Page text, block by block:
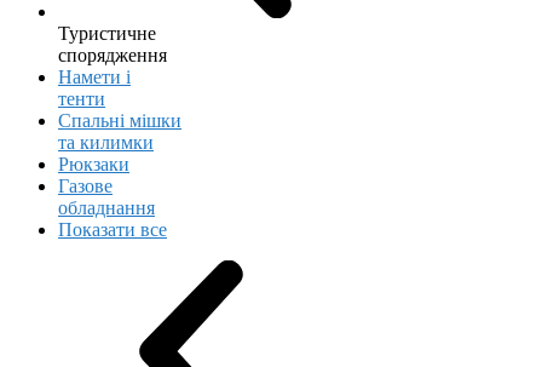
Туристичне
спорядження
Намети і
тенти
Спальні мішки
та килимки
Рюкзаки
Газове
обладнання
Показати все